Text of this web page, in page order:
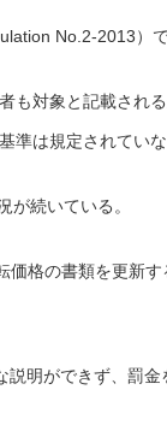
No.2-2013）
も対象と記載され
準は規定されていな
が続いている。
価格の書類を更新
説明ができず、罰